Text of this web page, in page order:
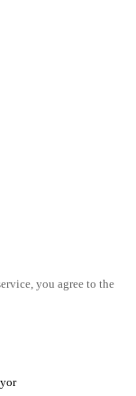
you agree to the